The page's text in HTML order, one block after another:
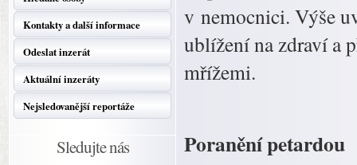
Kontakty a další informace
Odeslat inzerát
Aktuální inzeráty
Nejsledovanější reportáže
Sledujte nás
v nemocnici. Výše
ublížení na zdraví a
mřížemi.
Poranění petardou